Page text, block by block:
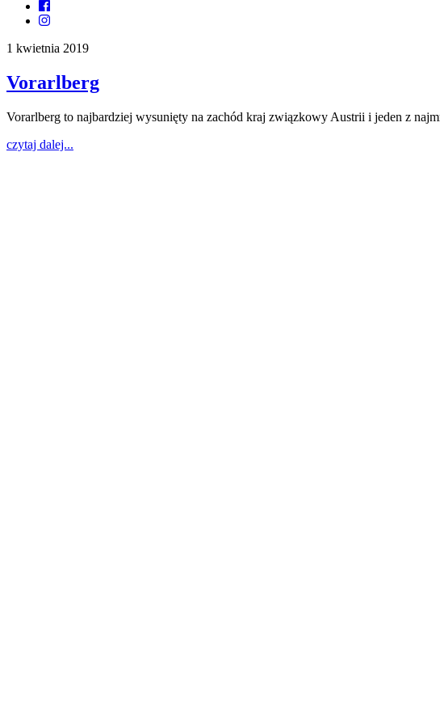
1 kwietnia 2019
Vorarlberg
Vorarlberg to najbardziej wysunięty na zachód kraj związkowy Austrii i jeden z
czytaj dalej...